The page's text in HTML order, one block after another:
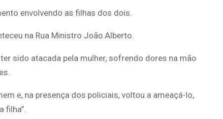
envolvendo as filhas dos dois.
na Rua Ministro João Alberto.
sido atacada pela mulher, sofrendo dores na mão
e, na presença dos policiais, voltou a ameaçá-lo,
filha”.